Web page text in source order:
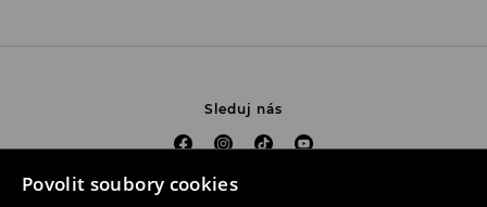
Povolit soubory cookies
Sleduj nás
Pomoc a kontakt